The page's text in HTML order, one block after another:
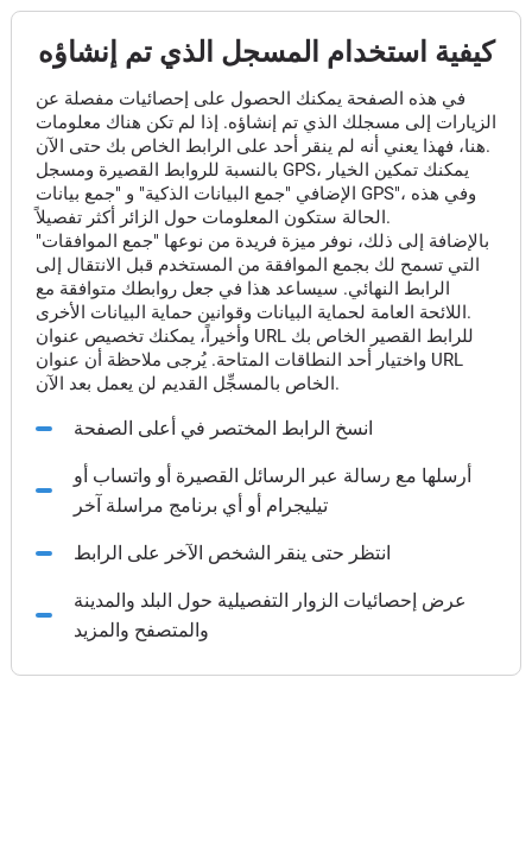
كيفية استخدام المسجل الذي تم إنشاؤه
في هذه الصفحة يمكنك الحصول على إحصائيات مفصلة عن
الزيارات إلى مسجلك الذي تم إنشاؤه. إذا لم تكن هناك معلومات
هنا، فهذا يعني أنه لم ينقر أحد على الرابط الخاص بك حتى الآن.
بالنسبة للروابط القصيرة ومسجل GPS، يمكنك تمكين الخيار
الإضافي "جمع البيانات الذكية" و "جمع بيانات GPS"، وفي هذه
الحالة ستكون المعلومات حول الزائر أكثر تفصيلاً.
بالإضافة إلى ذلك، نوفر ميزة فريدة من نوعها "جمع الموافقات"
التي تسمح لك بجمع الموافقة من المستخدم قبل الانتقال إلى
الرابط النهائي. سيساعد هذا في جعل روابطك متوافقة مع
اللائحة العامة لحماية البيانات وقوانين حماية البيانات الأخرى.
وأخيراً، يمكنك تخصيص عنوان URL للرابط القصير الخاص بك
واختيار أحد النطاقات المتاحة. يُرجى ملاحظة أن عنوان URL
الخاص بالمسجِّل القديم لن يعمل بعد الآن.
انسخ الرابط المختصر في أعلى الصفحة
أرسلها مع رسالة عبر الرسائل القصيرة أو واتساب أو
تيليجرام أو أي برنامج مراسلة آخر
انتظر حتى ينقر الشخص الآخر على الرابط
عرض إحصائيات الزوار التفصيلية حول البلد والمدينة
والمتصفح والمزيد